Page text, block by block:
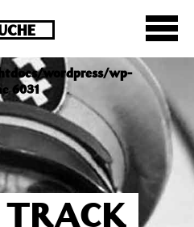
ist seit
stattdessen
wordpress/wp-
6031